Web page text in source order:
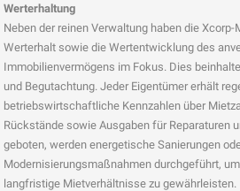
Werterhaltung
Neben der reinen Verwaltung haben die
Werterhalt sowie die Wertentwicklung des
Immobilienvermögens im Fokus. Dies
und Begutachtung. Jeder Eigentümer erhält
betriebswirtschaftliche Kennzahlen über
Rückstände sowie Ausgaben für Reparaturen
geboten, werden energetische Sanierungen
Modernisierungsmaßnahmen durchgeführt,
langfristige Mietverhältnisse zu gewährleisten.